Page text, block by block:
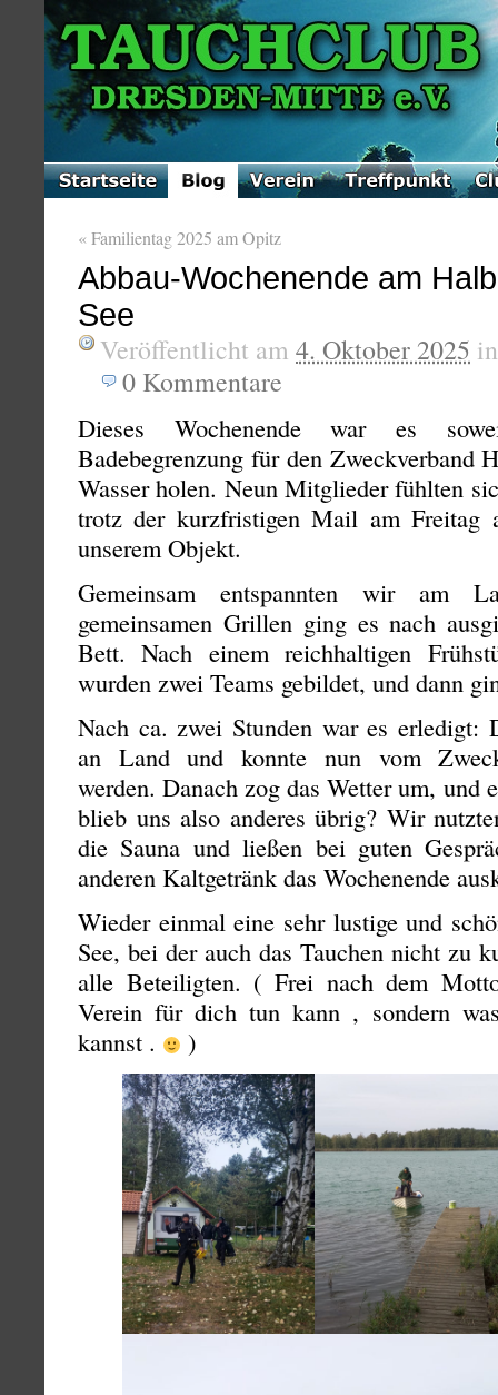
«Familientag 2025 am Opitz
Abbau-Wochenende am
See
Veröffentlicht am 4. Oktober 2025
0 Kommentare
Dieses Wochenende war es
Badebegrenzung für den Zweckverband
Wasser holen. Neun Mitglieder fühlten
trotz der kurzfristigen Mail am Freitag
unserem Objekt.
Gemeinsam entspannten wir am
gemeinsamen Grillen ging es nach
Bett. Nach einem reichhaltigen
wurden zwei Teams gebildet, und dann
Nach ca. zwei Stunden war es erledigt:
an Land und konnte nun vom
werden. Danach zog das Wetter um, und
blieb uns also anderes übrig? Wir
die Sauna und ließen bei guten
anderen Kaltgetränk das Wochenende
Wieder einmal eine sehr lustige und
See, bei der auch das Tauchen nicht zu
alle Beteiligten. ( Frei nach dem
Verein für dich tun kann , sondern
kannst .
)